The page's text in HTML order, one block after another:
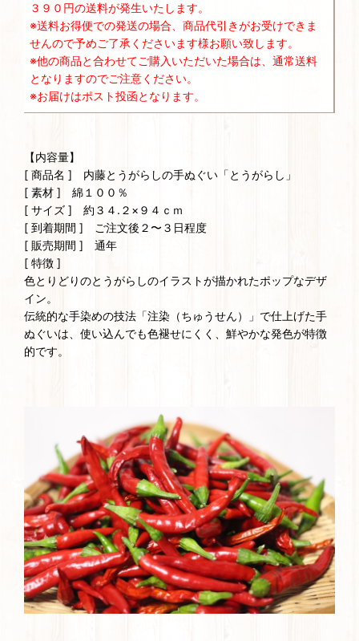
３９０円の送料が発生いたします。
※送料お得便での発送の場合、商品代引きがお受けできま
せんので予めご了承くださいます様お願い致します。
※他の商品と合わせてご購入いただいた場合は、通常送料
となりますのでご注意ください。
※お届けはポスト投函となります。
【内容量】
[ 商品名 ] 内藤とうがらしの手ぬぐい「とうがらし」
[ 素材 ] 綿１００％
[ サイズ ] 約３４.２×９４ｃｍ
[ 到着期間 ] ご注文後２〜３日程度
[ 販売期間 ] 通年
[ 特徴 ]
色とりどりのとうがらしのイラストが描かれたポップなデザ
イン。
伝統的な手染めの技法「注染（ちゅうせん）」で仕上げた手
ぬぐいは、使い込んでも色褪せにくく、鮮やかな発色が特徴
的です。